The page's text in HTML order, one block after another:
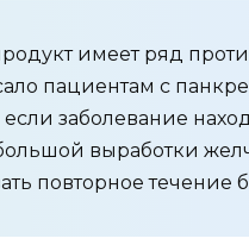
имеет ряд
пациентам с
заболевание
выработки
повторное течение